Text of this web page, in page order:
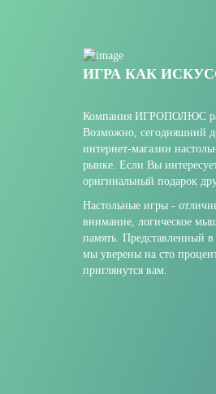
ИГРА КАК
Компания ИГРОПОЛЮС
Возможно, сегодняшний
интернет-магазин
рынке. Если Вы
оригинальный подарок
Настольные игры -
внимание, логическое
память. Представленный
мы уверены на сто
приглянутся вам.